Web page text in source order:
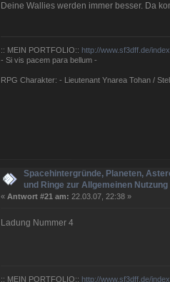
Deine Wallies werden immer besser. Da
:: MEIN PORTFOLIO:: http://www.sf3dff.de/
- Si vis pacem para bellum -
RPG Charakter: - Lieutenant Ynarea Tohan /
Spacehintergründe, Planeten,
und Ringe zur Allgemeinen
« Antwort #21 am: 22.03.07, 22:38 »
Ladung Nummer 4
:: MEIN PORTFOLIO:: http://www.sf3dff.de/